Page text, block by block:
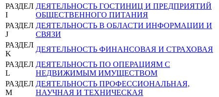
РАЗДЕЛ
I
ДЕЯТЕЛЬНОСТЬ ГОСТИНИЦ И ПРЕДПРИЯТИЙ
ОБЩЕСТВЕННОГО ПИТАНИЯ
РАЗДЕЛ
J
ДЕЯТЕЛЬНОСТЬ В ОБЛАСТИ ИНФОРМАЦИИ И
СВЯЗИ
РАЗДЕЛ
K
ДЕЯТЕЛЬНОСТЬ ФИНАНСОВАЯ И СТРАХОВАЯ
РАЗДЕЛ
L
ДЕЯТЕЛЬНОСТЬ ПО ОПЕРАЦИЯМ С
НЕДВИЖИМЫМ ИМУЩЕСТВОМ
РАЗДЕЛ
M
ДЕЯТЕЛЬНОСТЬ ПРОФЕССИОНАЛЬНАЯ,
НАУЧНАЯ И ТЕХНИЧЕСКАЯ